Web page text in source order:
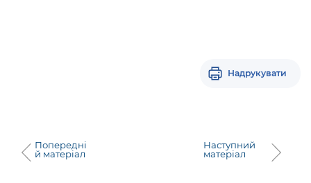
Надрукувати
Попередні
й матеріал
Наступний
матеріал